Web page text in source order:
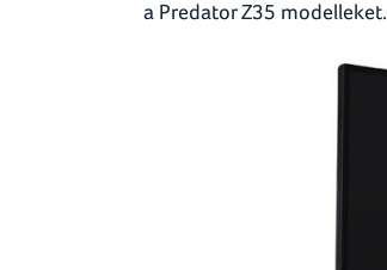
a Predator Z35 modelleket.